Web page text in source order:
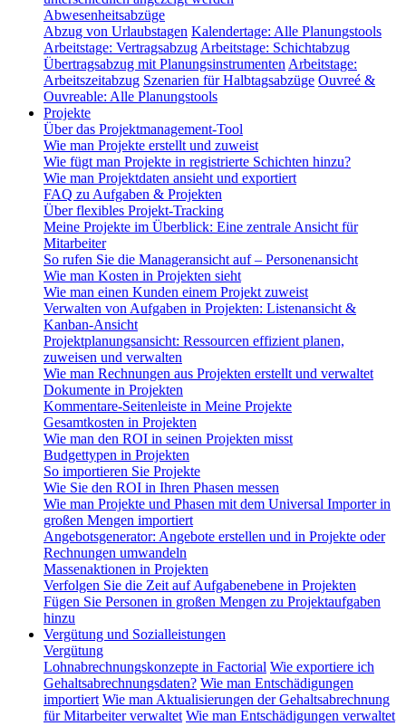
Abwesenheitsabzüge
Abzug von Urlaubstagen Kalendertage: Alle Planungstools
Arbeitstage: Vertragsabzug Arbeitstage: Schichtabzug
Übertragsabzug mit Planungsinstrumenten Arbeitstage:
Arbeitszeitabzug Szenarien für Halbtagsabzüge Ouvreé &
Ouvreable: Alle Planungstools
Projekte
Über das Projektmanagement-Tool
Wie man Projekte erstellt und zuweist
Wie fügt man Projekte in registrierte Schichten hinzu?
Wie man Projektdaten ansieht und exportiert
FAQ zu Aufgaben & Projekten
Über flexibles Projekt-Tracking
Meine Projekte im Überblick: Eine zentrale Ansicht für
Mitarbeiter
So rufen Sie die Manageransicht auf – Personenansicht
Wie man Kosten in Projekten sieht
Wie man einen Kunden einem Projekt zuweist
Verwalten von Aufgaben in Projekten: Listenansicht &
Kanban-Ansicht
Projektplanungsansicht: Ressourcen effizient planen,
zuweisen und verwalten
Wie man Rechnungen aus Projekten erstellt und verwaltet
Dokumente in Projekten
Kommentare-Seitenleiste in Meine Projekte
Gesamtkosten in Projekten
Wie man den ROI in seinen Projekten misst
Budgettypen in Projekten
So importieren Sie Projekte
Wie Sie den ROI in Ihren Phasen messen
Wie man Projekte und Phasen mit dem Universal Importer in
großen Mengen importiert
Angebotsgenerator: Angebote erstellen und in Projekte oder
Rechnungen umwandeln
Massenaktionen in Projekten
Verfolgen Sie die Zeit auf Aufgabenebene in Projekten
Fügen Sie Personen in großen Mengen zu Projektaufgaben
hinzu
Vergütung und Sozialleistungen
Vergütung
Lohnabrechnungskonzepte in Factorial Wie exportiere ich
Gehaltsabrechnungsdaten? Wie man Entschädigungen
importiert Wie man Aktualisierungen der Gehaltsabrechnung
für Mitarbeiter verwaltet Wie man Entschädigungen verwaltet